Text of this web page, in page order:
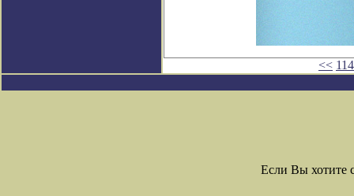
<<
Если Вы хотите